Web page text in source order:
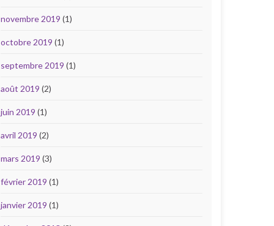
novembre 2019 (1)
octobre 2019 (1)
septembre 2019 (1)
août 2019 (2)
juin 2019 (1)
avril 2019 (2)
mars 2019 (3)
février 2019 (1)
janvier 2019 (1)